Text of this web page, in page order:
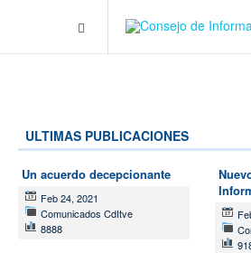
url('../../images/contact.png') 0 0 no-repeat;
ULTIMAS PUBLICACIONES
Un acuerdo decepcionante
Feb 24, 2021
Comunicados CdItve
8888